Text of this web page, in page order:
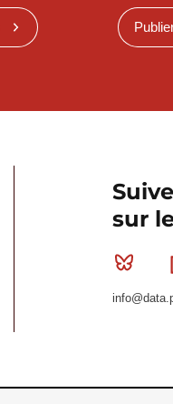
sur